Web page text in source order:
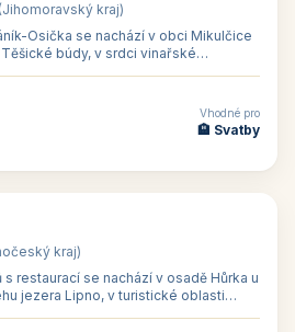
kraj)
Osička se nachází v obci Mikulčice
búdy, v srdci vinařské
Vhodné pro
🏨 Svatby
kraj)
restaurací se nachází v osadě Hůrka u
jezera Lipno, v turistické oblasti